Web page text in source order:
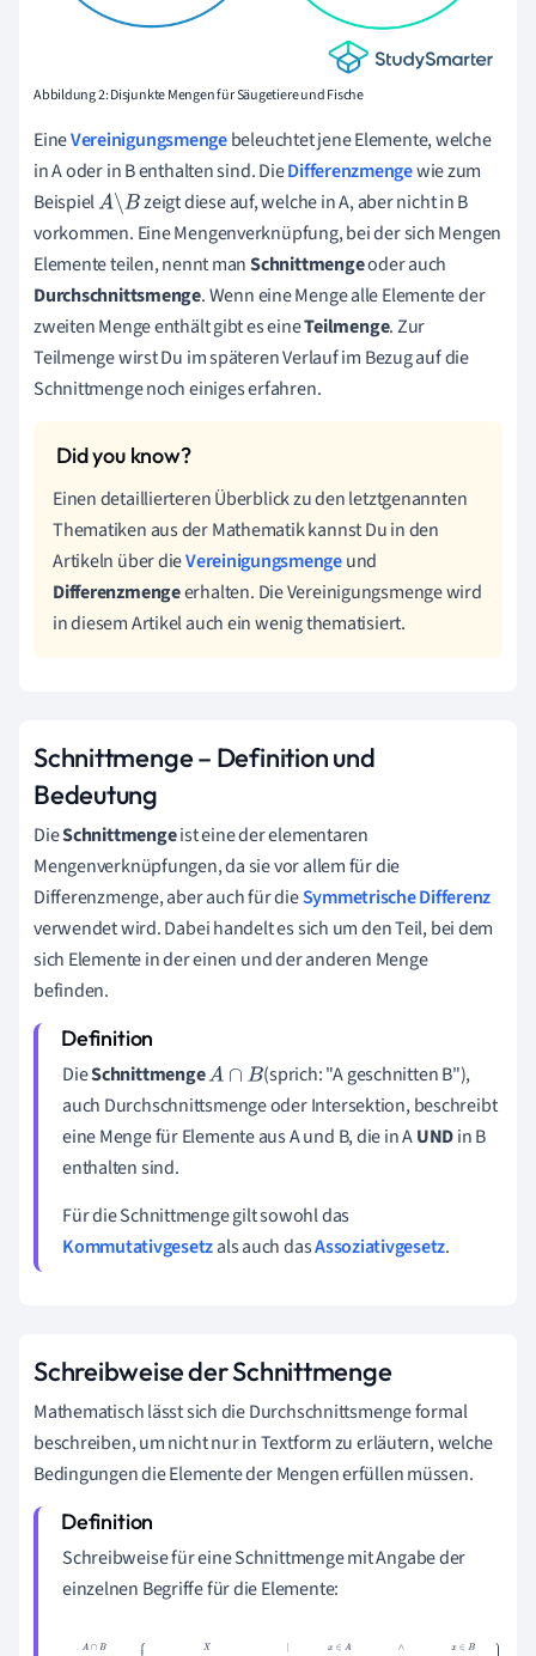
Abbildung 2: Disjunkte Mengen für Säugetiere und Fische
EineVereinigungsmengebeleuchtet jene Elemente, welche
in A oder in B enthalten sind. DieDifferenzmengewie zum
BeispielA\B
zeigt diese auf, welche in A, aber nicht in B
vorkommen. Eine Mengenverknüpfung, bei der sich Mengen
Elemente teilen, nennt manSchnittmengeoder auch
Durchschnittsmenge. Wenn eine Menge alle Elemente der
zweiten Menge enthält gibt es eineTeilmenge. Zur
Teilmenge wirst Du im späteren Verlauf im Bezug auf die
Schnittmenge noch einiges erfahren.
Einen detaillierteren Überblick zu den letztgenannten
Thematiken aus der Mathematik kannst Du in den
Artikeln über dieVereinigungsmengeund
Differenzmengeerhalten. Die Vereinigungsmenge wird
in diesem Artikel auch ein wenig thematisiert.
Schnittmenge – Definition und
Bedeutung
DieSchnittmengeist eine der elementaren
Mengenverknüpfungen, da sie vor allem für die
Differenzmenge, aber auch für dieSymmetrische Differenz
verwendet wird. Dabei handelt es sich um den Teil, bei dem
sich Elemente in der einen und der anderen Menge
befinden.
DieSchnittmengeA∩ B
(sprich: "A geschnitten B"),
auch Durchschnittsmenge oder Intersektion, beschreibt
eine Menge für Elemente aus A und B, die in AUNDin B
enthalten sind.
Für die Schnittmenge gilt sowohl das
Kommutativgesetzals auch dasAssoziativgesetz.
Schreibweise der Schnittmenge
Mathematisch lässt sich die Durchschnittsmenge formal
beschreiben, um nicht nur in Textform zu erläutern, welche
Bedingungen die Elemente der Mengen erfüllen müssen.
Schreibweise für eine Schnittmenge mit Angabe der
einzelnen Begriffe für die Elemente:
B⏟E b ng j xa ls k eng